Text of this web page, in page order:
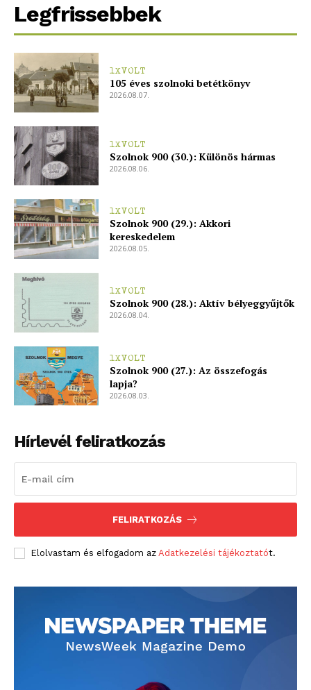
blogSZOLNOK
Legfrissebbek
1XVOLT
105 éves szolnoki betétkönyv
2026.08.07.
1XVOLT
Szolnok 900 (30.): Különös hármas
2026.08.06.
1XVOLT
Szolnok 900 (29.): Akkori
kereskedelem
2026.08.05.
1XVOLT
Szolnok 900 (28.): Aktív bélyeggyűjtők
2026.08.04.
1XVOLT
Szolnok 900 (27.): Az összefogás
lapja?
2026.08.03.
Hírlevél feliratkozás
FELIRATKOZÁS
Elolvastam és elfogadom az Adatkezelési tájékoztatót.